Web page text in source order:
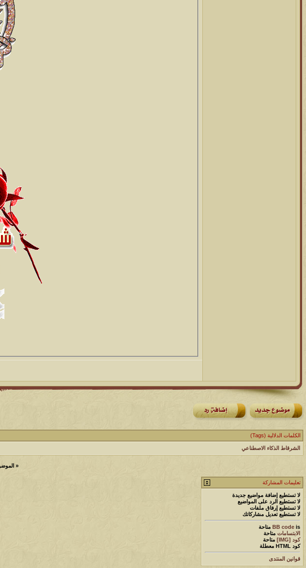
الكلمات الدلالية (Tags)
الشرقاط الذكاء الاصطناعي
«
تعليمات المشاركة
لا تستطيع إضافة مواضيع جديدة
لا تستطيع الرد على المواضيع
لا تستطيع إرفاق ملفات
لا تستطيع تعديل مشاركاتك
BB code is
متاحة
الابتسامات متاحة
كود [IMG]
متاحة
كود HTML
معطلة
قوانين المنتدى